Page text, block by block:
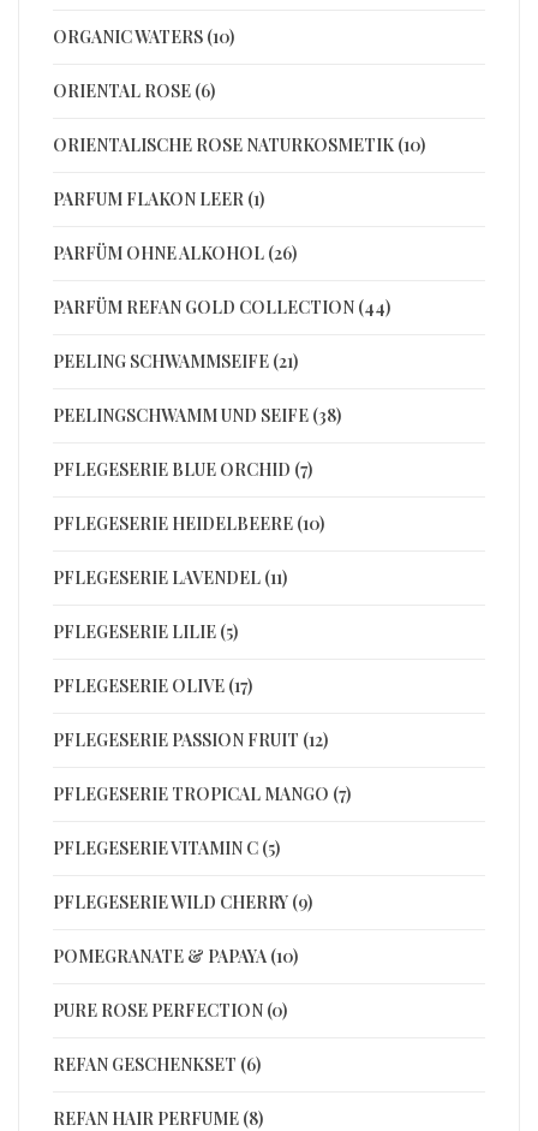
ORGANIC WATERS (10)
ORIENTAL ROSE (6)
ORIENTALISCHE ROSE NATURKOSMETIK (10)
PARFUM FLAKON LEER (1)
PARFÜM OHNE ALKOHOL (26)
PARFÜM REFAN GOLD COLLECTION (44)
PEELING SCHWAMMSEIFE (21)
PEELINGSCHWAMM UND SEIFE (38)
PFLEGESERIE BLUE ORCHID (7)
PFLEGESERIE HEIDELBEERE (10)
PFLEGESERIE LAVENDEL (11)
PFLEGESERIE LILIE (5)
PFLEGESERIE OLIVE (17)
PFLEGESERIE PASSION FRUIT (12)
PFLEGESERIE TROPICAL MANGO (7)
PFLEGESERIE VITAMIN C (5)
PFLEGESERIE WILD CHERRY (9)
POMEGRANATE & PAPAYA (10)
PURE ROSE PERFECTION (0)
REFAN GESCHENKSET (6)
REFAN HAIR PERFUME (8)